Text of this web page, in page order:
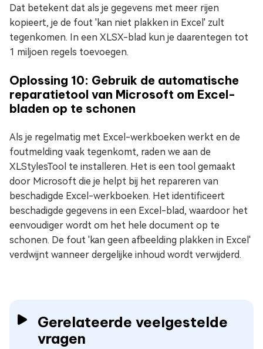
Dat betekent dat als je gegevens met meer rijen
kopieert, je de fout 'kan niet plakken in Excel' zult
tegenkomen. In een XLSX-blad kun je daarentegen tot
1 miljoen regels toevoegen.
Oplossing 10: Gebruik de automatische
reparatietool van Microsoft om Excel-
bladen op te schonen
Als je regelmatig met Excel-werkboeken werkt en de
foutmelding vaak tegenkomt, raden we aan de
XLStylesTool te installeren. Het is een tool gemaakt
door Microsoft die je helpt bij het repareren van
beschadigde Excel-werkboeken. Het identificeert
beschadigde gegevens in een Excel-blad, waardoor het
eenvoudiger wordt om het hele document op te
schonen. De fout 'kan geen afbeelding plakken in Excel'
verdwijnt wanneer dergelijke inhoud wordt verwijderd.
Gerelateerde veelgestelde
vragen